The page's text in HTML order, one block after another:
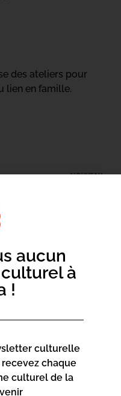
des ateliers pour
lien en famille.
aucun
à
!
culturelle
chaque
culturel de la